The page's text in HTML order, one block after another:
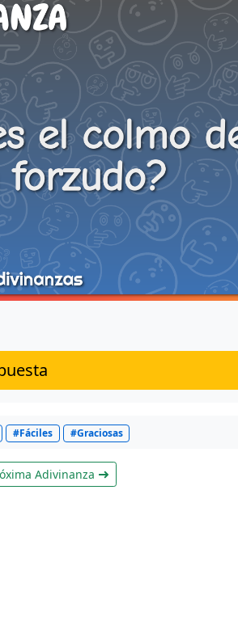
#Fáciles #Graciosas
Adivinanza